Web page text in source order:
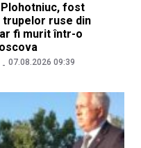
fost
trupelor ruse din
fi murit într-o
07.08.2026 09:39